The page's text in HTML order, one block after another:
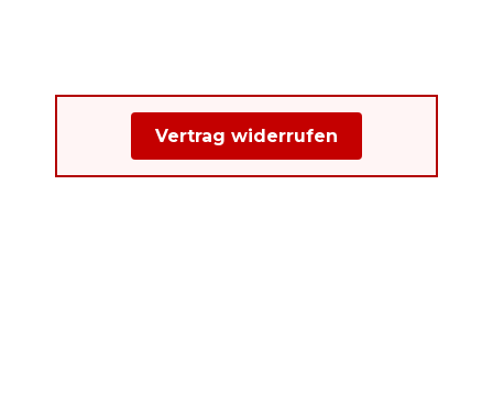
Vertrag widerrufen